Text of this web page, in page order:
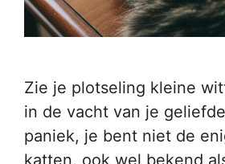
Zie je plotseling kleine
in de vacht van je
paniek, je bent niet de
katten, ook wel bekend